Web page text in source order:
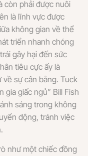
còn phải được nuôi
là lĩnh vực được
không gian về thể
triển nhanh chóng
gây hại đến sức
tiêu cực ấy là
về sự cân bằng. Tuck
giấc ngủ” Bill Fish
sáng trong không
động, tránh việc
như một chiếc đồng